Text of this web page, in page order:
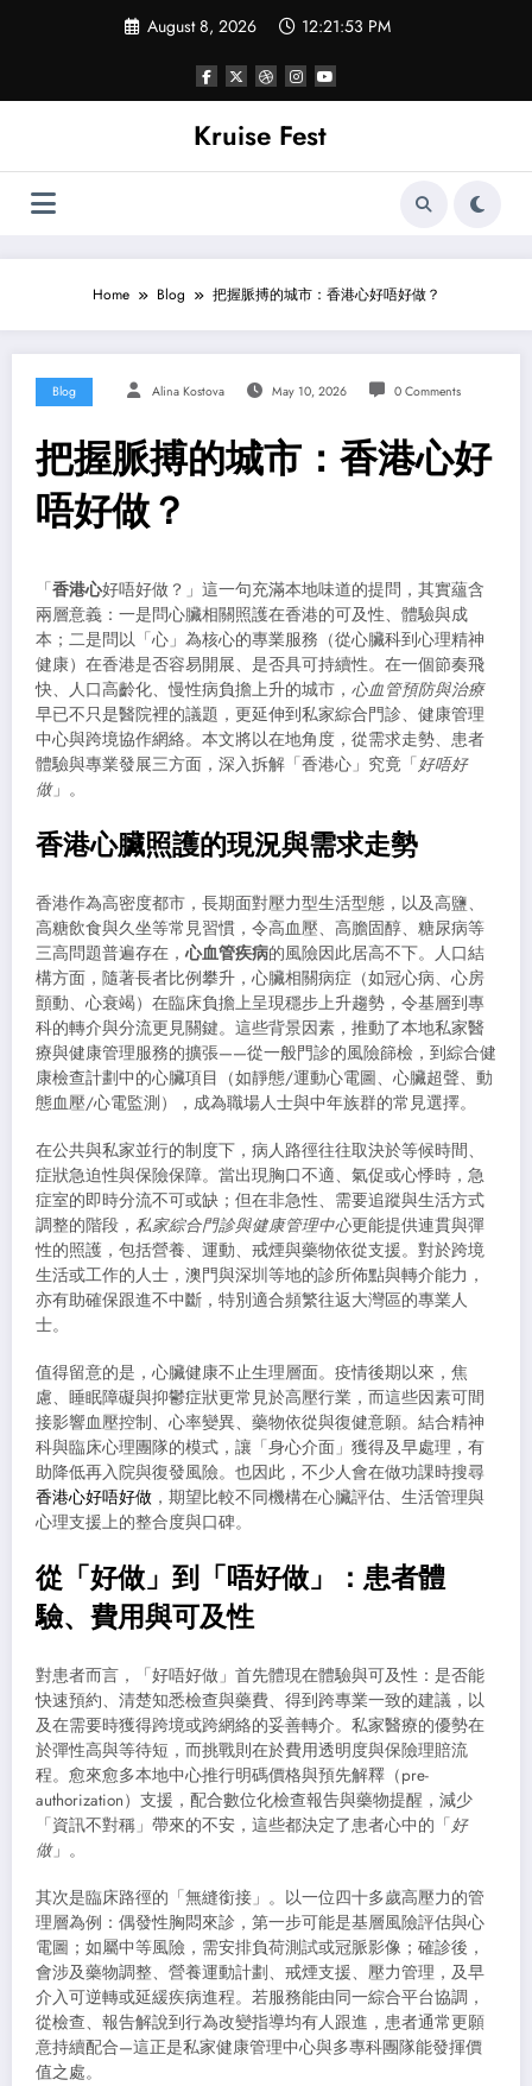
August 8, 2026 12:21:54 PM
Kruise Fest
Home Blog 把握脈搏的城市：香港心好唔好做？
Blog Alina Kostova May 10, 2026 0 Comments
把握脈搏的城市：香港心好
唔好做？
「 香港心好唔好做？」這一句充滿本地味道的提問，其實蘊含
兩層意義：一是問心臟相關照護在香港的可及性、體驗與成
本；二是問以「心」為核心的專業服務（從心臟科到心理精神
健康）在香港是否容易開展、是否具可持續性。在一個節奏飛
快、人口高齡化、慢性病負擔上升的城市， 心血管預防與治療
早已不只是醫院裡的議題，更延伸到私家綜合門診、健康管理
中心與跨境協作網絡。本文將以在地角度，從需求走勢、患者
體驗與專業發展三方面，深入拆解「香港心」究竟「 好唔好
做」。
香港心臟照護的現況與需求走勢
香港作為高密度都市，長期面對壓力型生活型態，以及高鹽、
高糖飲食與久坐等常見習慣，令高血壓、高膽固醇、糖尿病等
三高問題普遍存在， 心血管疾病的風險因此居高不下。人口結
構方面，隨著長者比例攀升，心臟相關病症（如冠心病、心房
顫動、心衰竭）在臨床負擔上呈現穩步上升趨勢，令基層到專
科的轉介與分流更見關鍵。這些背景因素，推動了本地私家醫
療與健康管理服務的擴張——從一般門診的風險篩檢，到綜合健
康檢查計劃中的心臟項目（如靜態/運動心電圖、心臟超聲、動
態血壓/心電監測），成為職場人士與中年族群的常見選擇。
在公共與私家並行的制度下，病人路徑往往取決於等候時間、
症狀急迫性與保險保障。當出現胸口不適、氣促或心悸時，急
症室的即時分流不可或缺；但在非急性、需要追蹤與生活方式
調整的階段， 私家綜合門診與健康管理中心更能提供連貫與彈
性的照護，包括營養、運動、戒煙與藥物依從支援。對於跨境
生活或工作的人士，澳門與深圳等地的診所佈點與轉介能力，
亦有助確保跟進不中斷，特別適合頻繁往返大灣區的專業人
士。
值得留意的是，心臟健康不止生理層面。疫情後期以來，焦
慮、睡眠障礙與抑鬱症狀更常見於高壓行業，而這些因素可間
接影響血壓控制、心率變異、藥物依從與復健意願。結合精神
科與臨床心理團隊的模式，讓「身心介面」獲得及早處理，有
助降低再入院與復發風險。也因此，不少人會在做功課時搜尋
香港心好唔好做 ，期望比較不同機構在心臟評估、生活管理與
心理支援上的整合度與口碑。
從「好做」到「唔好做」：患者體
驗、費用與可及性
對患者而言，「好唔好做」首先體現在體驗與可及性：是否能
快速預約、清楚知悉檢查與藥費、得到跨專業一致的建議，以
及在需要時獲得跨境或跨網絡的妥善轉介。私家醫療的優勢在
於彈性高與等待短，而挑戰則在於費用透明度與保險理賠流
程。愈來愈多本地中心推行明碼價格與預先解釋（pre-
authorization）支援，配合數位化檢查報告與藥物提醒，減少
「資訊不對稱」帶來的不安，這些都決定了患者心中的「好
做」。
其次是臨床路徑的「無縫銜接」。以一位四十多歲高壓力的管
理層為例：偶發性胸悶來診，第一步可能是基層風險評估與心
電圖；如屬中等風險，需安排負荷測試或冠脈影像；確診後，
會涉及藥物調整、營養運動計劃、戒煙支援、壓力管理，及早
介入可逆轉或延緩疾病進程。若服務能由同一綜合平台協調，
從檢查、報告解說到行為改變指導均有人跟進，患者通常更願
意持續配合—這正是私家健康管理中心與多專科團隊能發揮價
值之處。